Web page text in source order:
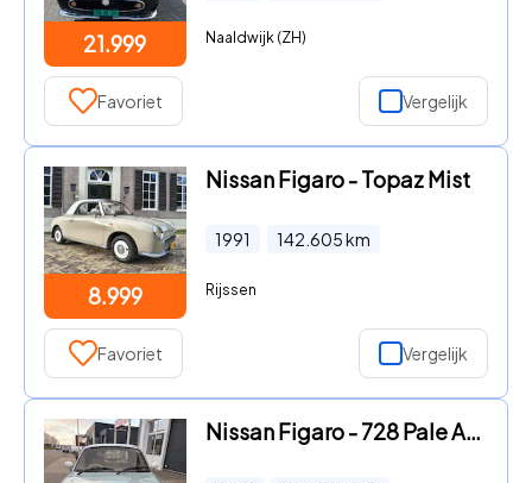
21.999 Naaldwijk (ZH)
Favoriet Vergelijk
8.999
Nissan Figaro - Topaz Mist
1991 142.605km
Rijssen
Favoriet Vergelijk
Nissan Figaro - 728 Pale Aqua met automaat, airco, turbomotor